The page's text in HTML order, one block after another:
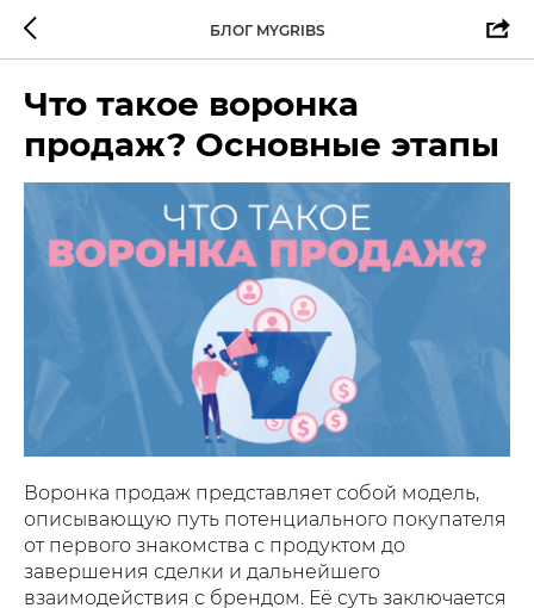
БЛОГ MYGRIBS
Что такое воронка
продаж? Основные этапы
Воронка продаж представляет собой модель,
описывающую путь потенциального покупателя
от первого знакомства с продуктом до
завершения сделки и дальнейшего
взаимодействия с брендом. Её суть заключается